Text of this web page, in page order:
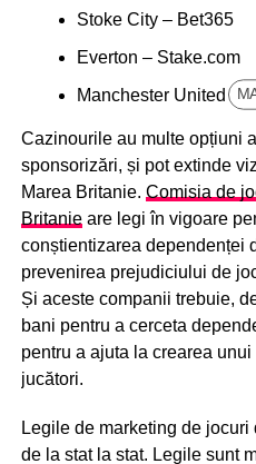
Stoke City – Bet365
Everton – Stake.com
Manchester United
Cazinourile au multe opțiuni
sponsorizări, și pot extinde
Marea Britanie. Comisia de
Britanieare legi în vigoare
conștientizarea dependenței
prevenirea prejudiciului de
Și aceste companii trebuie,
bani pentru a cerceta
pentru a ajuta la crearea
jucători.
Legile de marketing de jocuri
de la stat la stat. Legile sunt